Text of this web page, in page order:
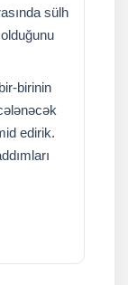
sülh
birinin
edirik.